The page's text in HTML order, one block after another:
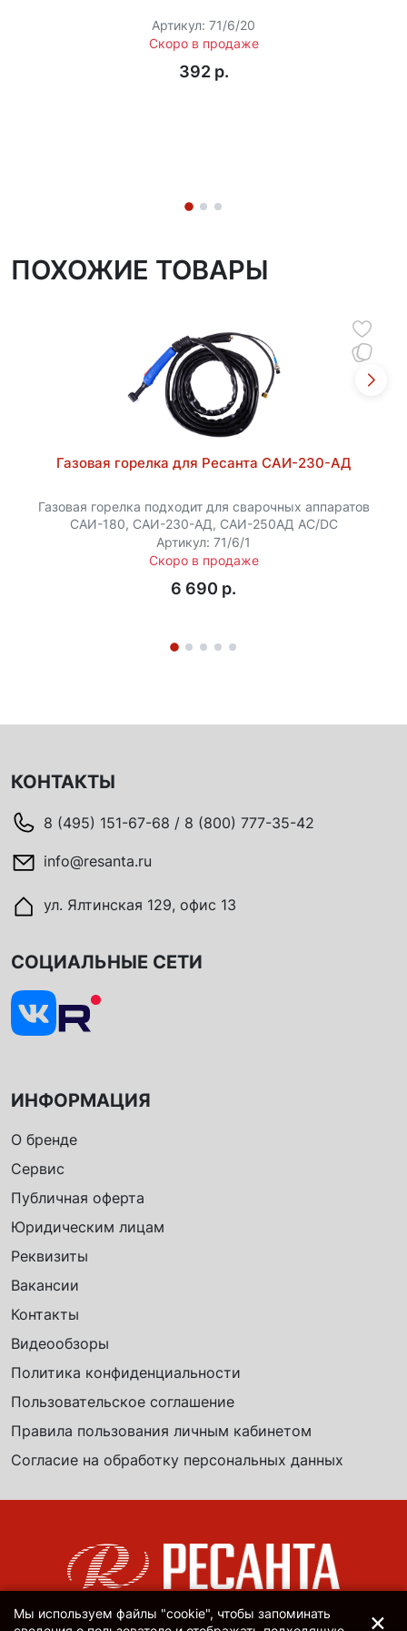
Артикул: 71/6/20
Скоро в продаже
392 p.
ПОХОЖИЕ ТОВАРЫ
Газовая горелка для Ресанта САИ-230-АД
Газовая горелка подходит для сварочных аппаратов
САИ-180, САИ-230-АД, САИ-250АД АС/DC
Артикул: 71/6/1
Скоро в продаже
6 690 p.
КОНТАКТЫ
8 (495) 151-67-68 / 8 (800) 777-35-42
info@resanta.ru
ул. Ялтинская 129, офис 13
ИНФОРМАЦИЯ
О бренде
Сервис
Публичная оферта
Юридическим лицам
Реквизиты
Вакансии
Контакты
Видеообзоры
Политика конфиденциальности
Пользовательское соглашение
Правила пользования личным кабинетом
Согласие на обработку персональных данных
СОЦИАЛЬНЫЕ СЕТИ
Мы используем файлы "cookie", чтобы запоминать
×